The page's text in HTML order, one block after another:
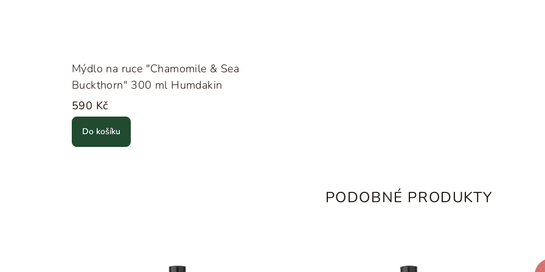
Mýdlo na ruce "Chamomile & Sea
Buckthorn" 300 ml Humdakin
590 Kč
Do košíku
PODOBNÉ PRODUKTY